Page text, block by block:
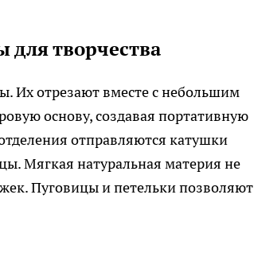
творчества
Их отрезают вместе с небольшим
основу, создавая портативную
отправляются катушки
Мягкая натуральная материя не
Пуговицы и петельки позволяют